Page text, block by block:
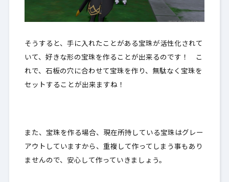
そうすると、手に入れたことがある宝珠が活性化されて
いて、好きな形の宝珠を作ることが出来るのです！ こ
れで、石板の穴に合わせて宝珠を作り、無駄なく宝珠を
セットすることが出来ますね！
また、宝珠を作る場合、現在所持している宝珠はグレー
アウトしていますから、重複して作ってしまう事もあり
ませんので、安心して作っていきましょう。